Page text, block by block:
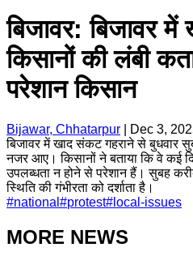
बिजावर: बिजावर
किसानों की लंबी
परेशान किसान
Bijawar, Chhatarpur
Dec 3,
बिजावर में खाद संकट गहराने से बुधवार
नजर आए। किसानों ने बताया कि वे कई
उपलब्धता न होने से परेशान हैं। सुबह
स्थिति की गंभीरता को दर्शाता है।
#national #protest# local-issues
MORE NEWS